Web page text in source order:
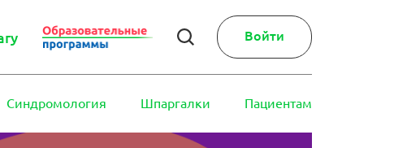
Войти
Синдромология Шпаргалки Пациентам